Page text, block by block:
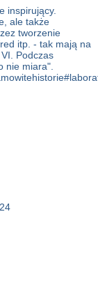
inspirujący.
ale także
tworzenie
itp. - tak mają na
Podczas
nie miara".